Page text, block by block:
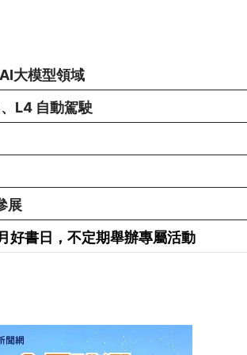
大模型領域
L4 自動駕駛
展
好書日，不定期舉辦專屬活動